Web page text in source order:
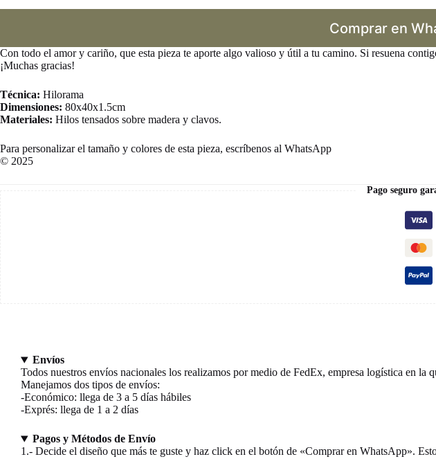
Comprar en
Con todo el amor y cariño, que esta pieza te aporte algo valioso y útil a tu camino. Si resuena
¡Muchas gracias!
Técnica: Hilorama
Dimensiones: 80x40x1.5cm
Materiales: Hilos tensados sobre madera y clavos.
Para personalizar el tamaño y colores de esta pieza, escríbenos al WhatsApp
© 2025
Pago seguro
Envíos
Todos nuestros envíos nacionales los realizamos por medio de FedEx, empresa logística en
Manejamos dos tipos de envíos:
-Económico: llega de 3 a 5 días hábiles
-Exprés: llega de 1 a 2 días
Pagos y Métodos de Envío
1.- Decide el diseño que más te guste y haz click en el botón de «Comprar en WhatsApp».